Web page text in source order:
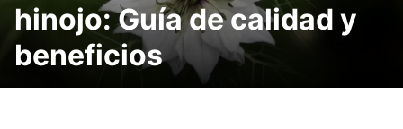
hinojo: Guía de calidad y
beneficios